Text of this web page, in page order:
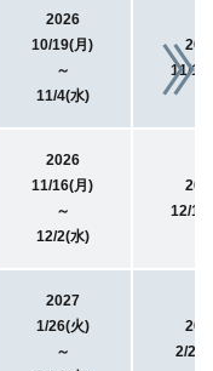
2026
10/19(月)
～
11/4(水)
11/
2026
11/16(月)
～
12/2(水)
12/
2027
1/26(火)
～
2/20(